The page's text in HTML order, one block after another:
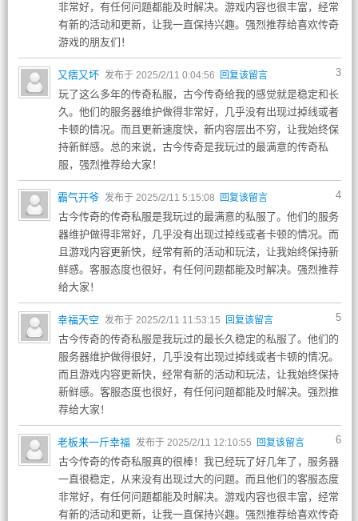
非常好，有任何问题都能及时解决。游戏内容也很丰富，经常
有新的活动和更新，让我一直保持兴趣。强烈推荐给喜欢传奇
游戏的朋友们！
3
又痞又坏 发布于 2025/2/11 0:04:56 回复该留言
玩了这么多年的传奇私服，古今传奇给我的感觉就是稳定和长
久。他们的服务器维护做得非常好，几乎没有出现过掉线或者
卡顿的情况。而且更新速度快，新内容层出不穷，让我始终保
持新鲜感。总的来说，古今传奇是我玩过的最满意的传奇私
服，强烈推荐给大家！
4
霸气开爷 发布于 2025/2/11 5:15:08 回复该留言
古今传奇的传奇私服是我玩过的最满意的私服了。他们的服务
器维护做得非常好，几乎没有出现过掉线或者卡顿的情况。而
且游戏内容更新快，经常有新的活动和玩法，让我始终保持新
鲜感。客服态度也很好，有任何问题都能及时解决。强烈推荐
给大家！
5
幸福天空 发布于 2025/2/11 11:53:15 回复该留言
古今传奇的传奇私服是我玩过的最长久稳定的私服了。他们的
服务器维护做得很好，几乎没有出现过掉线或者卡顿的情况。
而且游戏内容更新快，经常有新的活动和玩法，让我始终保持
新鲜感。客服态度也很好，有任何问题都能及时解决。强烈推
荐给大家！
6
老板来一斤幸福 发布于 2025/2/11 12:10:55 回复该留言
古今传奇的传奇私服真的很棒！我已经玩了好几年了，服务器
一直很稳定，从来没有出现过大的问题。而且他们的客服态度
非常好，有任何问题都能及时解决。游戏内容也很丰富，经常
有新的活动和更新，让我一直保持兴趣。强烈推荐给喜欢传奇